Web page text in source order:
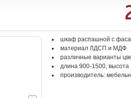
шкаф распашной с
материал ЛДСП и МДФ
различные варианты
длина 900-1500, высота
производитель: